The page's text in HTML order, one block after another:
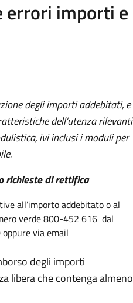
errori importi e
degli importi addebitati, e
dell’utenza rilevanti
ivi inclusi i moduli per
richieste di rettifica
all’importo addebitato o al
verde 800-452 616 dal
via email
degli importi
libera che contenga almeno